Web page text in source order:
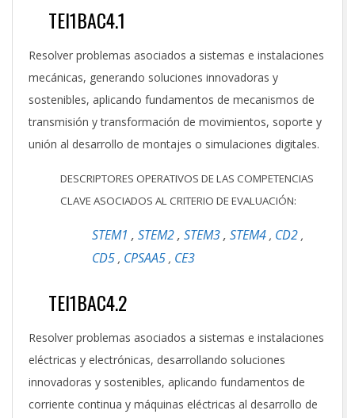
TEI1BAC4.1
Resolver problemas asociados a sistemas e instalaciones
mecánicas, generando soluciones innovadoras y
sostenibles, aplicando fundamentos de mecanismos de
transmisión y transformación de movimientos, soporte y
unión al desarrollo de montajes o simulaciones digitales.
DESCRIPTORES OPERATIVOS DE LAS COMPETENCIAS
CLAVE ASOCIADOS AL CRITERIO DE EVALUACIÓN:
STEM1 , STEM2, STEM3, STEM4 , CD2 ,
CD5 , CPSAA5 , CE3
TEI1BAC4.2
Resolver problemas asociados a sistemas e instalaciones
eléctricas y electrónicas, desarrollando soluciones
innovadoras y sostenibles, aplicando fundamentos de
corriente continua y máquinas eléctricas al desarrollo de